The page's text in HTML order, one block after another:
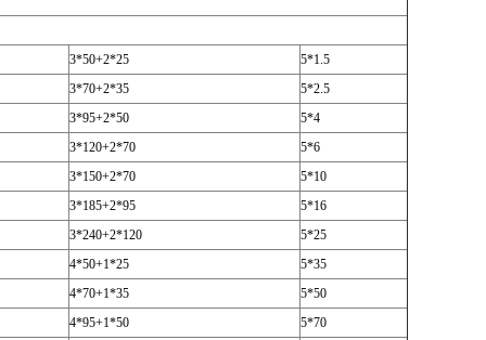
3*50+2*25
5*1.5
3*70+2*35
5*2.5
3*95+2*50
5*4
3*120+2*70
5*6
3*150+2*70
5*10
3*185+2*95
5*16
3*240+2*120
5*25
4*50+1*25
5*35
4*70+1*35
5*50
4*95+1*50
5*70